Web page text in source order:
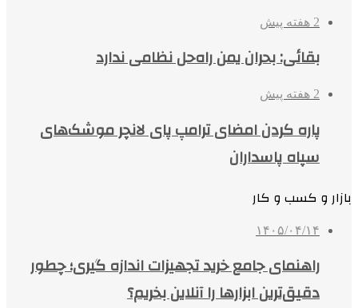
2 هفته پیش
بقائی: بحران یمن راه‌حل نظامی ندارد
2 هفته پیش
پاره کردن امضای ترامپ پای لانچر موشک‌های
سپاه پاسداران
بازار و کسب و کار
۱۴۰۵/۰۴/۱۴
راهنمای جامع خرید تجهیزات اندازه گیری؛ چطور
دقیق‌ترین ابزارها را آنلاین بخریم؟